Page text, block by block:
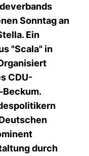
Sonntag an
Ein
"Scala" in
CDU-
durch